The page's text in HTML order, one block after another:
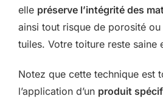
elle préserve l’intégrité des
ainsi tout risque de porosité
tuiles. Votre toiture reste saine
Notez que cette technique est
l’application d’un produit